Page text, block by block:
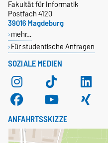
SOZIALE MEDIEN
Fakultät für Informatik
Postfach 4120
39016 Magdeburg
mehr…
Für studentische Anfragen
ANFAHRTSSKIZZE